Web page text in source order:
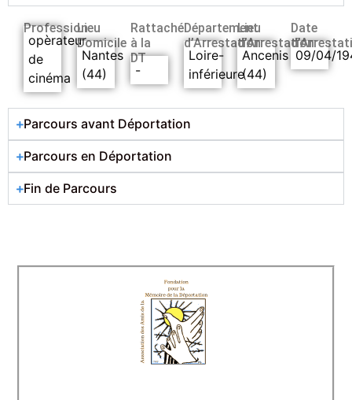
Profession
opèrateur
de
cinéma
Lieu
Domicile
Nantes
(44)
Rattaché
à la
DT
-
Département
d’Arrestation
Loire-
inférieure
Lieu
d’Arrestation
Ancenis
(44)
Date
09/04/
Parcours avant Déportation
Parcours en Déportation
Fin de Parcours